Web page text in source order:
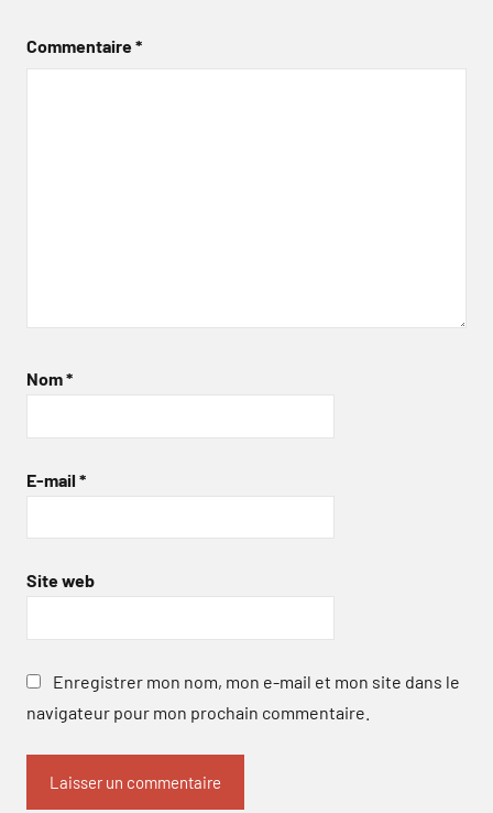
Commentaire*
Nom*
E-mail *
Site web
Enregistrer mon nom, mon e-mail et mon site dans le
navigateur pour mon prochain commentaire.